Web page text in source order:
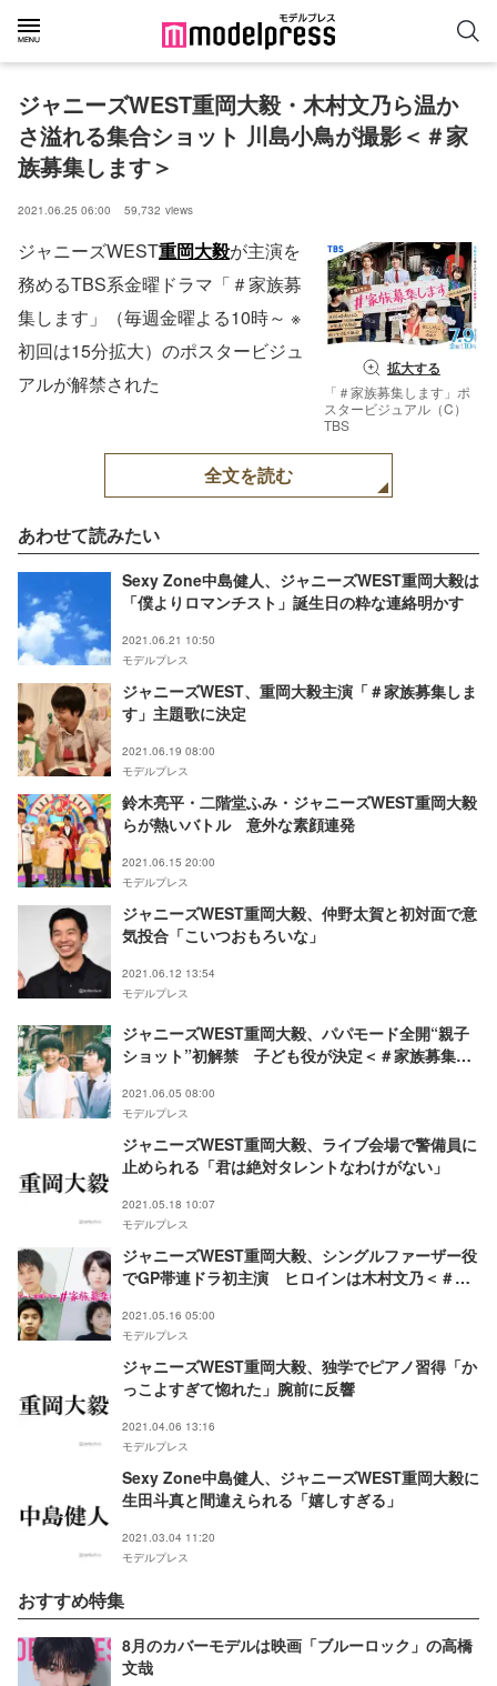
ジャニーズWEST重岡大毅・木村文乃ら温か
さ溢れる集合ショット 川島小鳥が撮影＜＃家
族募集します＞
2021.06.25 06:00 59,732 views
拡大する
「＃家族募集します」ポ
スタービジュアル（C）
TBS
ジャニーズWEST重岡大毅が主演を
務めるTBS系金曜ドラマ「＃家族募
集します」（毎週金曜よる10時～ ※
初回は15分拡大）のポスタービジュ
アルが解禁された
全文を読む
あわせて読みたい
Sexy Zone中島健人、ジャニーズWEST重岡大毅は
「僕よりロマンチスト」誕生日の粋な連絡明かす
2021.06.21 10:50
モデルプレス
ジャニーズWEST、重岡大毅主演「＃家族募集しま
す」主題歌に決定
2021.06.19 08:00
モデルプレス
鈴木亮平・二階堂ふみ・ジャニーズWEST重岡大毅
らが熱いバトル 意外な素顔連発
2021.06.15 20:00
モデルプレス
ジャニーズWEST重岡大毅、仲野太賀と初対面で意
気投合「こいつおもろいな」
2021.06.12 13:54
モデルプレス
ジャニーズWEST重岡大毅、パパモード全開“親子
ショット”初解禁 子ども役が決定＜＃家族募集し
2021.06.05 08:00
モデルプレス
ジャニーズWEST重岡大毅、ライブ会場で警備員に
止められる「君は絶対タレントなわけがない」
2021.05.18 10:07
モデルプレス
ジャニーズWEST重岡大毅、シングルファーザー役
でGP帯連ドラ初主演 ヒロインは木村文乃＜＃家
2021.05.16 05:00
モデルプレス
ジャニーズWEST重岡大毅、独学でピアノ習得「か
っこよすぎて惚れた」腕前に反響
2021.04.06 13:16
モデルプレス
Sexy Zone中島健人、ジャニーズWEST重岡大毅に
生田斗真と間違えられる「嬉しすぎる」
2021.03.04 11:20
モデルプレス
おすすめ特集
8月のカバーモデルは映画「ブルーロック」の高橋
文哉